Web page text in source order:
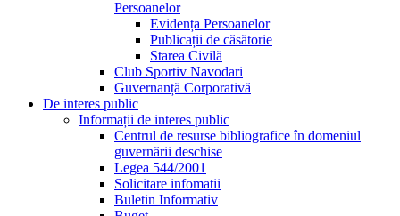
Persoanelor
Evidența Persoanelor
Publicații de căsătorie
Starea Civilă
Club Sportiv Navodari
Guvernanță Corporativă
De interes public
Informații de interes public
Centrul de resurse bibliografice în domeniul
guvernării deschise
Legea 544/2001
Solicitare infomatii
Buletin Informativ